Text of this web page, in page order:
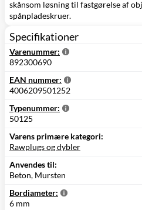
skånsom løsning til fastgørelse af
spånpladeskruer.
Specifikationer
Varenummer:
892300690
EAN nummer:
4006209501252
Typenummer:
50125
Varens primære kategori:
Rawplugs og dybler
Anvendes til:
Beton, Mursten
Bordiameter:
6 mm